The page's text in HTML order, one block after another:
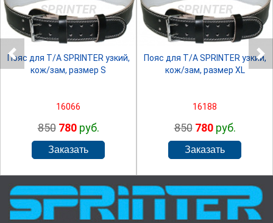
SPRINTER
Пояс для Т/А SPRINTER узкий,
кож/зам, размер S
16066
850 780руб.
SPRINTER
Пояс для Т/А SPRINTER узкий,
кож/зам, размер XL
16188
850 780руб.